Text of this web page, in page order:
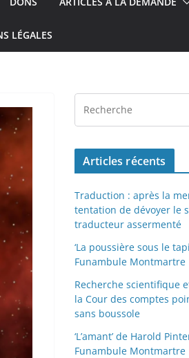
LÉGALES
Articles récents
Traduction : après la
tentation de dévoyer le
traducteur assermenté
‘La poussière sous le
Funambule Montmartre
Recherche scientifique
la Cour des comptes
sans boussole
‘L’amant’ de Harold
Funambule Montmartre